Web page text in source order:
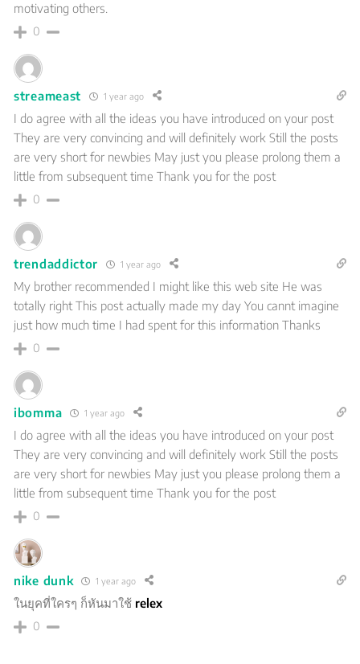
motivating others.
0
streameast 1 year ago
I do agree with all the ideas you have introduced on your post
They are very convincing and will definitely work Still the posts
are very short for newbies May just you please prolong them a
little from subsequent time Thank you for the post
0
trendaddictor 1 year ago
My brother recommended I might like this web site He was
totally right This post actually made my day You cannt imagine
just how much time I had spent for this information Thanks
0
ibomma 1 year ago
I do agree with all the ideas you have introduced on your post
They are very convincing and will definitely work Still the posts
are very short for newbies May just you please prolong them a
little from subsequent time Thank you for the post
0
nike dunk 1 year ago
ในยุคที่ใครๆ ก็หันมาใช้ relex
0